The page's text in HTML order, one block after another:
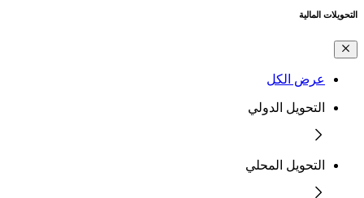
التحويلات المالية
عرض الكل
التحويل الدولي
التحويل المحلي